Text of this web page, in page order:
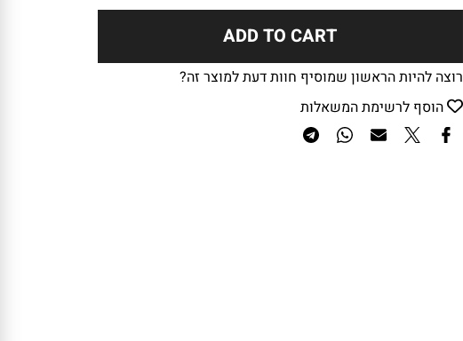
ADD TO CART
רוצה להיות הראשון שמוסיף חוות דעת למוצר זה?
הוסף לרשימת המשאלות